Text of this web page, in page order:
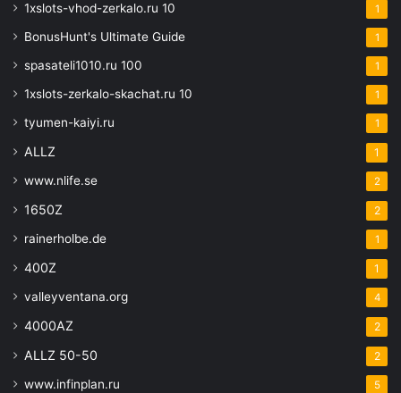
1xslots-vhod-zerkalo.ru 10 1
BonusHunt's Ultimate Guide 1
spasateli1010.ru 100 1
1xslots-zerkalo-skachat.ru 10 1
tyumen-kaiyi.ru 1
ALLZ 1
www.nlife.se 2
1650Z 2
rainerholbe.de 1
400Z 1
valleyventana.org 4
4000AZ 2
ALLZ 50-50 2
www.infinplan.ru 5